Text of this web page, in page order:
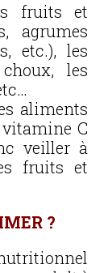
fruits et
agrumes
etc.), les
les
aliments
C
veiller à
fruits et
?